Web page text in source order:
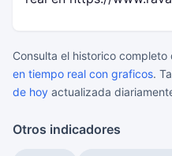
Consulta el historico completo
en tiempo real con graficos.
de hoy actualizada
Otros indicadores